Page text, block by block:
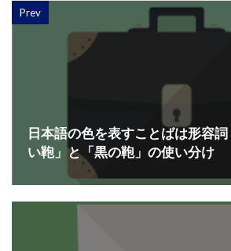
Prev
日本語の色を表すことばは形容
い鞄」と「黒の鞄」の使い分け